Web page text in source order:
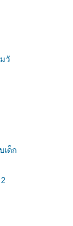
วั
เด็ก